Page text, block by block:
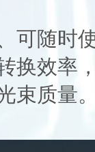
可随时
换效率
束质量